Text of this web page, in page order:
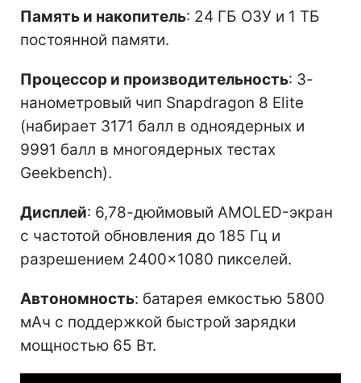
Память и накопитель: 24 ГБ ОЗУ и 1 ТБ
постоянной памяти.
Процессор и производительность: 3-
нанометровый чип Snapdragon 8 Elite
(набирает 3171 балл в одноядерных и
9991 балл в многоядерных тестах
Geekbench).
Дисплей: 6,78-дюймовый AMOLED-экран
с частотой обновления до 185 Гц и
разрешением 2400×1080 пикселей.
Автономность: батарея емкостью 5800
мАч с поддержкой быстрой зарядки
мощностью 65 Вт.